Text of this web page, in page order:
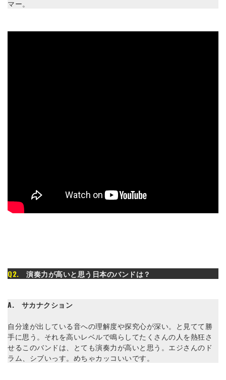
マー。
Q2. 演奏力が高いと思う日本のバンドは？
A. サカナクション
自分達が出している音への理解度や探究心が深い。と見てて勝
手に思う。それを高いレベルで鳴らしてたくさんの人を熱狂さ
せるこのバンドは、とても演奏力が高いと思う。エジさんのド
ラム、シブいっす。めちゃカッコいいです。